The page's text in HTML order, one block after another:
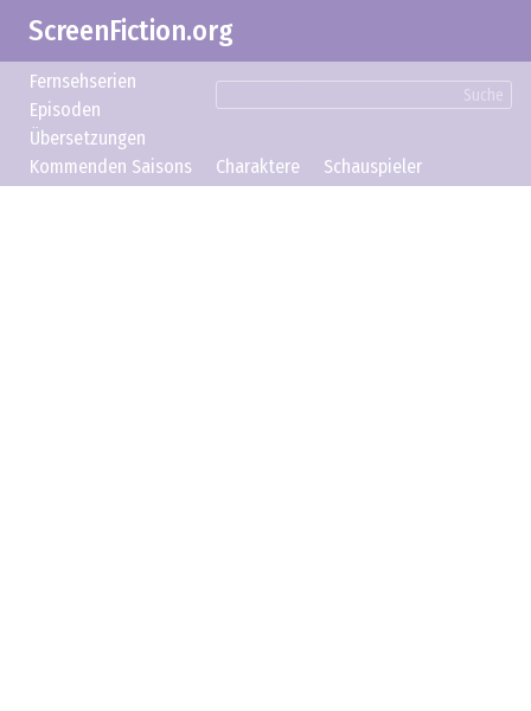
ScreenFiction.org
Suche
Fernsehserien
Episoden
Übersetzungen
Kommenden Saisons
Charaktere Schauspieler